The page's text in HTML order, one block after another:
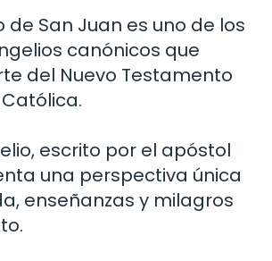
de San Juan es uno de los
canónicos que
del Nuevo Testamento
escrito por el apóstol
una perspectiva única
enseñanzas y milagros